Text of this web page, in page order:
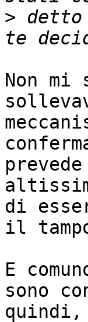
>
Non mi
di
il
E
sono
quindi,